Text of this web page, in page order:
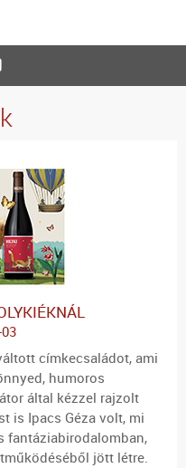
címkecsaládot, ami
humoros
által kézzel rajzolt
is Ipacs Géza volt, mi
fantáziabirodalomban,
jött létre.